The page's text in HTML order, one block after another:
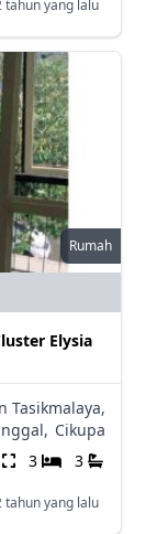
tahun yang lalu
Rumah
Elysia
Tasikmalaya,
Cikupa
3 3
tahun yang lalu